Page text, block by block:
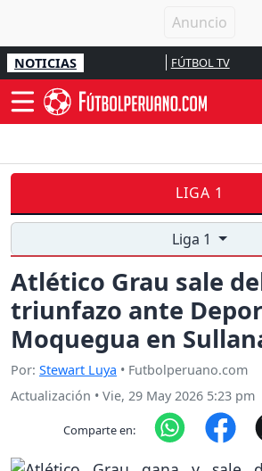
NOTICIAS FÚTBOL TV
LIGA 1
Liga 1
Atlético Grau sale
triunfazo ante
Moquegua en
Por: Stewart Luya • Futbolperuano.com
Actualización • Vie, 29 May 2026 5:23 pm
Comparte en: